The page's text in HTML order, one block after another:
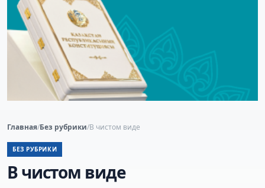
Главная/Без рубрики/В чистом виде
БЕЗ РУБРИКИ
В чистом виде